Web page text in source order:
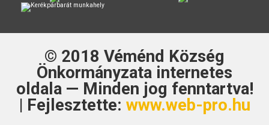
© 2018 Véménd Község
Önkormányzata internetes
oldala — Minden jog fenntartva!
| Fejlesztette: www.web-pro.hu